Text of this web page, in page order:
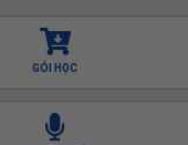
GÓI HỌC